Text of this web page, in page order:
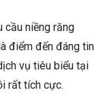
cầu niềng răng
điểm đến đáng tin
vụ tiêu biểu tại
rất tích cực.